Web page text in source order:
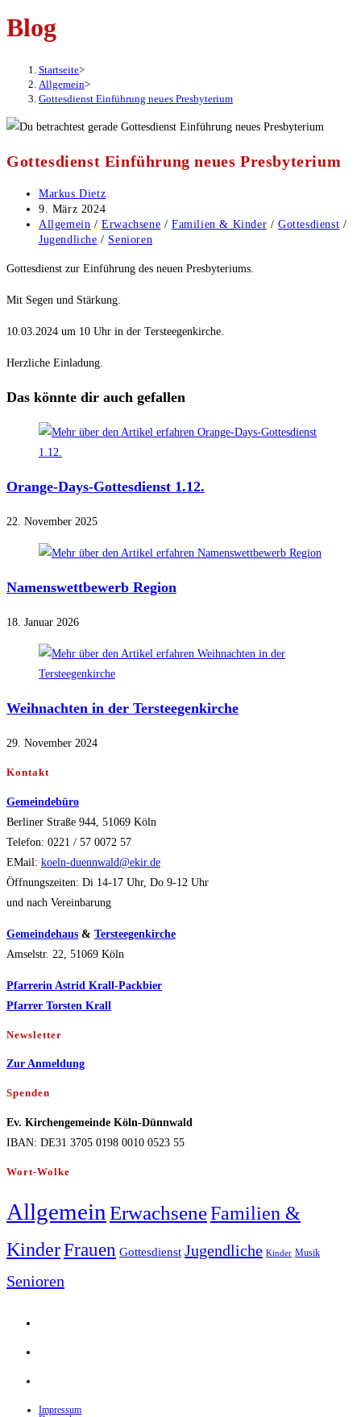
Blog
Startseite>
Allgemein>
Gottesdienst Einführung neues Presbyterium
Gottesdienst Einführung neues Presbyterium
Beitrags-
Autor:
Markus Dietz
Beitrag
veröffentlicht:
9. März 2024
Beitrags-
Kategorie:
Allgemein / Erwachsene / Familien & Kinder / Gottesdienst /
Jugendliche / Senioren
Gottesdienst zur Einführung des neuen Presbyteriums.
Mit Segen und Stärkung.
10.03.2024 um 10 Uhr in der Tersteegenkirche.
Herzliche Einladung.
Das könnte dir auch gefallen
Orange-Days-Gottesdienst 1.12.
22. November 2025
Namenswettbewerb Region
18. Januar 2026
Weihnachten in der Tersteegenkirche
29. November 2024
Kontakt
Gemeindebüro
Berliner Straße 944, 51069 Köln
Telefon: 0221 / 57 0072 57
EMail: koeln-duennwald@ekir.de
Öffnungszeiten: Di 14-17 Uhr, Do 9-12 Uhr
und nach Vereinbarung
Gemeindehaus & Tersteegenkirche
Amselstr. 22, 51069 Köln
Pfarrerin Astrid Krall-Packbier
Pfarrer Torsten Krall
Newsletter
Zur Anmeldung
Spenden
Ev. Kirchengemeinde Köln-Dünnwald
IBAN: DE31 3705 0198 0010 0523 55
Wort-Wolke
Allgemein ErwachseneFamilien &
KinderFrauen Gottesdienst Jugendliche Kinder Musik
Senioren
new
a
Impressum